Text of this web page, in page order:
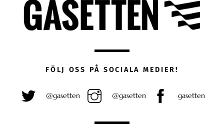
FÖLJ OSS PÅ SOCIALA MEDIER!
@gasetten @gasetten gasetten